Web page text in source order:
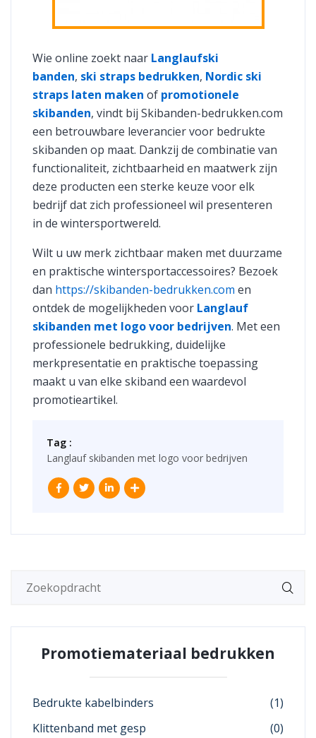
Wie online zoekt naar Langlaufski
banden, ski straps bedrukken, Nordic ski
straps laten maken of promotionele
skibanden, vindt bij Skibanden-bedrukken.com
een betrouwbare leverancier voor bedrukte
skibanden op maat. Dankzij de combinatie van
functionaliteit, zichtbaarheid en maatwerk zijn
deze producten een sterke keuze voor elk
bedrijf dat zich professioneel wil presenteren
in de wintersportwereld.
Wilt u uw merk zichtbaar maken met duurzame
en praktische wintersportaccessoires? Bezoek
dan https://skibanden-bedrukken.com en
ontdek de mogelijkheden voor Langlauf
skibanden met logo voor bedrijven. Met een
professionele bedrukking, duidelijke
merkpresentatie en praktische toepassing
maakt u van elke skiband een waardevol
promotieartikel.
Tag :
Langlauf skibanden met logo voor bedrijven
Promotiemateriaal bedrukken
Bedrukte kabelbinders
(1)
Klittenband met gesp
(0)